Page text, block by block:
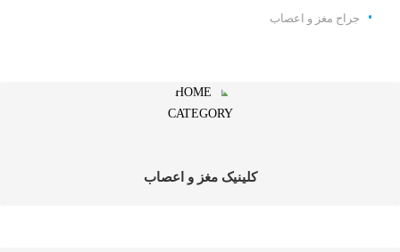
جراح مغز و اعصاب
کلینیک مغز و اعصاب